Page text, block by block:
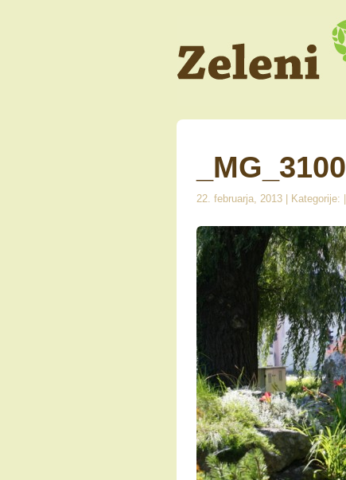
_MG_3100
22. februarja, 2013 | Kategorije: |